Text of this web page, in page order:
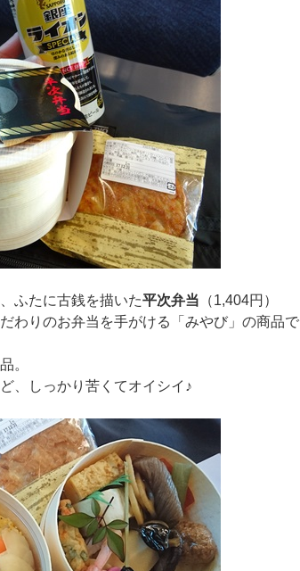
ふたに古銭を描いた平次弁当 （1,404円）
わりのお弁当を手がける「みやび」の商品で
。
、しっかり苦くてオイシイ♪